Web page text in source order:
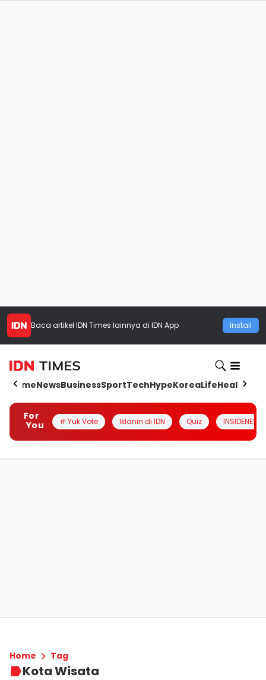
Baca artikel IDN Times lainnya di IDN App Install
HomeNewsBusinessSportTechHypeKoreaLifeHealth
For
You
# Yuk Vote Iklanin di IDN Quiz INSIDENESIA
Home Tag
Kota Wisata